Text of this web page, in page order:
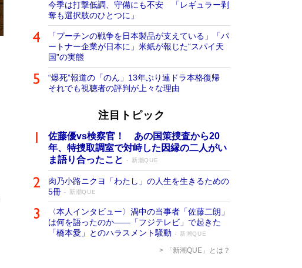
今季は打撃低調、守備にも不安 「レギュラー剥
奪も選択肢のひとつに」
「プーチンの戦争を日本製品が支えている」「パ
ートナー企業が日本に」米紙が報じた“スパイ天
国”の実態
“爆死”報道の「のん」13年ぶり連ドラ本格復帰
それでも視聴者の評判が上々な理由
注目トピック
佐藤優vs検察官！ あの国策捜査から20
年、特捜取調室で対峙した因縁の二人がい
ま語り合ったこと
新潮QUE
肉乃小路ニクヨ「わたし」の人生を生きるための
5冊
新潮QUE
〈本人インタビュー〉渦中の当事者「佐藤二朗」
は何を語ったのか――「フジテレビ」で起きた
「橋本愛」とのハラスメント騒動
新潮QUE
「新潮QUE」とは？